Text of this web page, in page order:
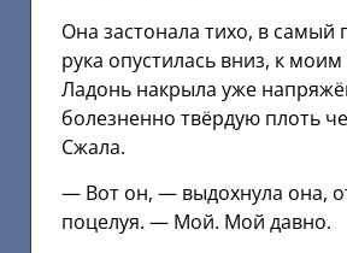
Она застонала тихо, в самый
рука опустилась вниз, к
Ладонь накрыла уже
болезненно твёрдую плоть
Сжала.
— Вот он, — выдохнула она,
поцелуя. — Мой. Мой давно.